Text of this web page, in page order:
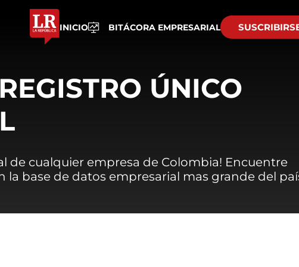
INICIO BITÁCORA EMPRESARIAL
ÚNICO
de cualquier empresa de Colombia! Encuentre
la base de datos empresarial mas grande del